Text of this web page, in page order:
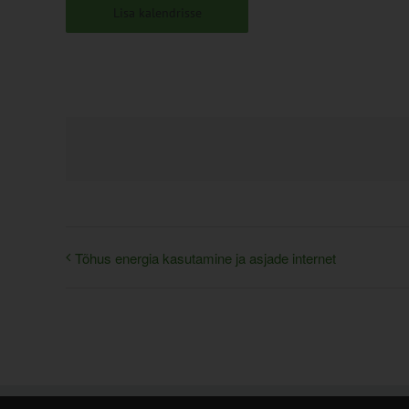
Tõhus energia kasutamine ja asjade internet